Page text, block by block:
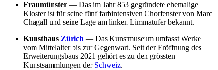
Fraumünster — Das im Jahr 853 gegründete ehemalige
Kloster ist für seine fünf farbintensiven Chorfenster von Marc
Chagall und seine Lage am linken Limmatufer bekannt.
Kunsthaus Zürich — Das Kunstmuseum umfasst Werke
vom Mittelalter bis zur Gegenwart. Seit der Eröffnung des
Erweiterungsbaus 2021 gehört es zu den grössten
Kunstsammlungen der Schweiz.